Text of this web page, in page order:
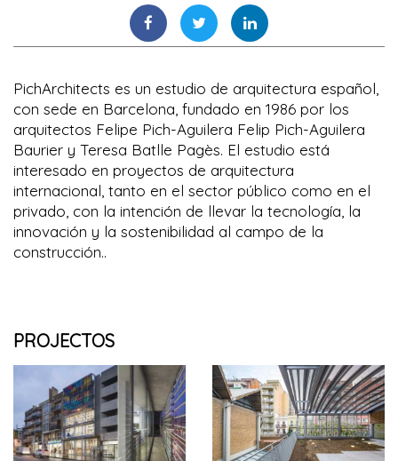
PichArchitects es un estudio de arquitectura español,
con sede en Barcelona, fundado en 1986 por los
arquitectos Felipe Pich-Aguilera Felip Pich-Aguilera
Baurier y Teresa Batlle Pagès. El estudio está
interesado en proyectos de arquitectura
internacional, tanto en el sector público como en el
privado, con la intención de llevar la tecnología, la
innovación y la sostenibilidad al campo de la
construcción..
PROJECTOS